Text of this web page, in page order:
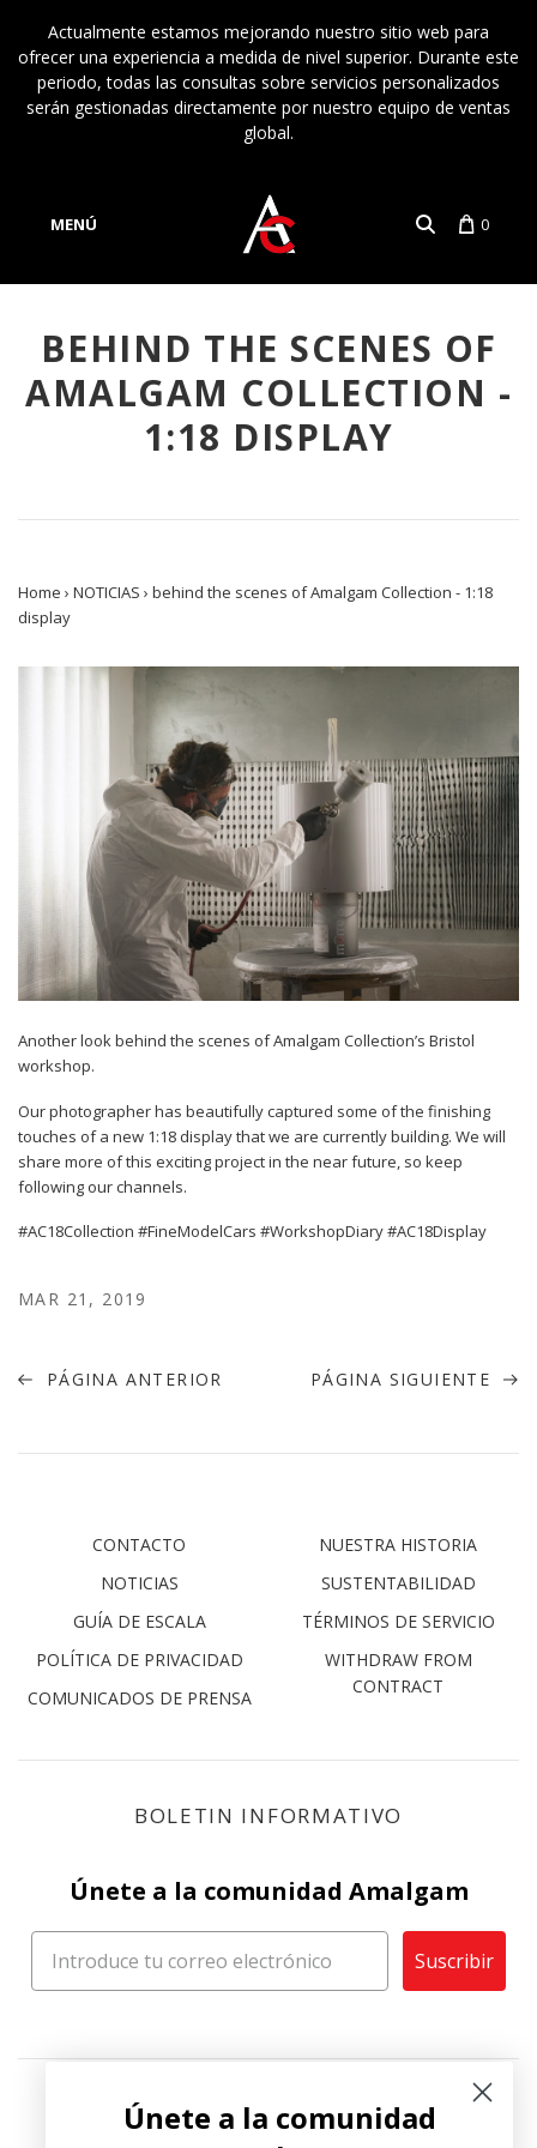
Actualmente estamos mejorando nuestro sitio web para
ofrecer una experiencia a medida de nivel superior. Durante este
periodo, todas las consultas sobre servicios personalizados
serán gestionadas directamente por nuestro equipo de ventas
global.
MENÚ 0
BEHIND THE SCENES OF
AMALGAM COLLECTION -
1:18 DISPLAY
Home › NOTICIAS › behind the scenes of Amalgam Collection - 1:18
display
Another look behind the scenes of Amalgam Collection’s Bristol
workshop.
Our photographer has beautifully captured some of the finishing
touches of a new 1:18 display that we are currently building. We will
share more of this exciting project in the near future, so keep
following our channels.
#AC18Collection #FineModelCars #WorkshopDiary#AC18Display
MAR 21, 2019
PÁGINA ANTERIOR PÁGINA SIGUIENTE
CONTACTO
NOTICIAS
GUÍA DE ESCALA
POLÍTICA DE PRIVACIDAD
COMUNICADOS DE PRENSA
NUESTRA HISTORIA
SUSTENTABILIDAD
TÉRMINOS DE SERVICIO
WITHDRAW FROM
CONTRACT
BOLETIN INFORMATIVO
Únete a la comunidad Amalgam
Suscribir
Únete a la comunidad